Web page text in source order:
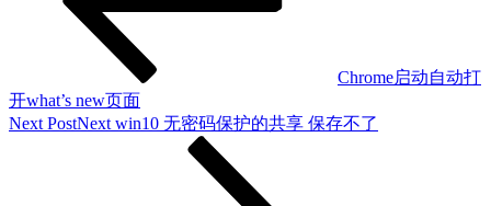
Chrome启动自动打
开what’s new页面
Next PostNext win10 无密码保护的共享 保存不了